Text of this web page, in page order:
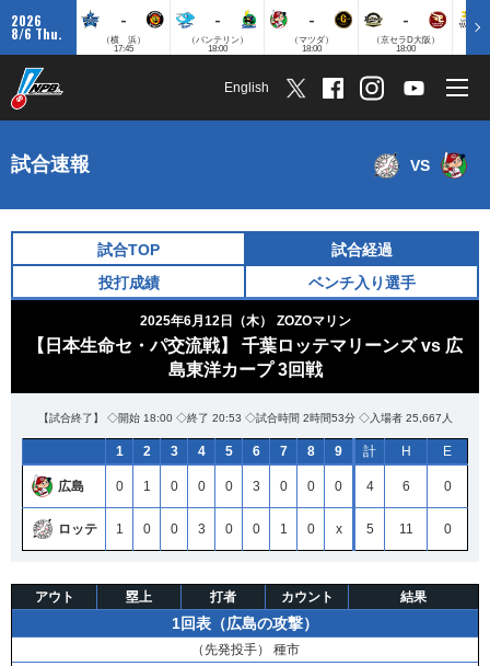
2026
8/6 Thu.
-
（横 浜）
17:45
-
（バンテリン）
18:00
-
（マツダ）
18:00
-
（京セラD大阪）
18:00
English
試合速報 VS
試合TOP
試合経過
投打成績
ベンチ入り選手
2025年6月12日（木） ZOZOマリン
【日本生命セ・パ交流戦】 千葉ロッテマリーンズ vs 広
島東洋カープ 3回戦
【試合終了】 ◇開始 18:00 ◇終了 20:53 ◇試合時間 2時間53分 ◇入場者 25,667人
1 2 3 4 5 6 7 8 9 計 H E
広島 0 1 0 0 0 3 0 0 0 4 6 0
ロッテ 1 0 0 3 0 0 1 0 x 5 11 0
アウト 塁上 打者 カウント 結果
1回表（広島の攻撃）
（先発投手） 種市